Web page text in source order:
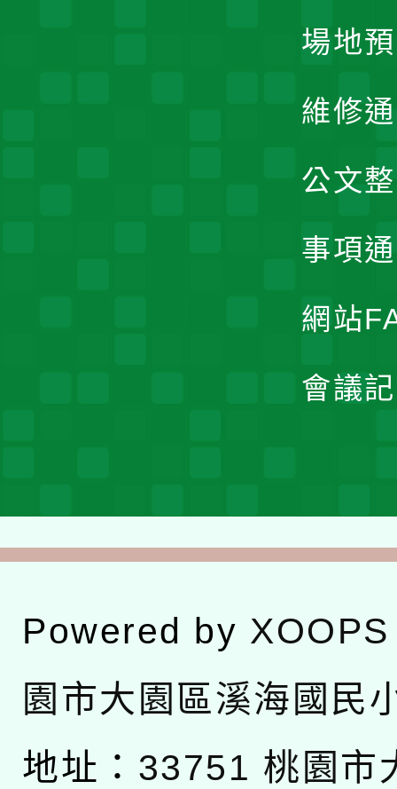
場地
維修
公文
事項
網站
會議
Powered by XOOPS
園市大園區溪海國民
地址： 33751 桃園市